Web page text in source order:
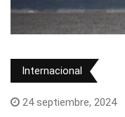
Internacional
24 septiembre, 2024